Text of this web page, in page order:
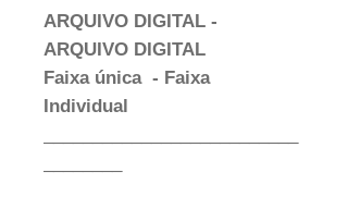
ARQUIVO DIGITAL -
ARQUIVO DIGITAL
Faixa única - Faixa
Individual